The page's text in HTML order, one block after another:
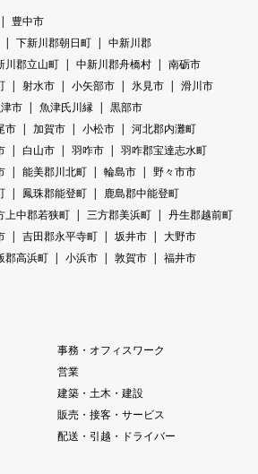
豊中市
下新川郡朝日町
中新川郡
川郡立山町 中新川郡舟橋村
南砺市
射水市 小矢部市 氷見市
滑川市
市 魚津氏川縁
黒部市
市 加賀市 小松市
河北郡内灘町
白山市 羽咋市
羽咋郡宝達志水町
能美郡川北町 輪島市
野々市市
鳳珠郡能登町
鹿島郡中能登町
上中郡若狭町 三方郡美浜町
丹生郡越前町
吉田郡永平寺町 坂井市
大野市
郡高浜町 小浜市 敦賀市
福井市
事務・オフィスワーク
営業
建築・土木・建設
販売・接客・サービス
配送・引越・ドライバー